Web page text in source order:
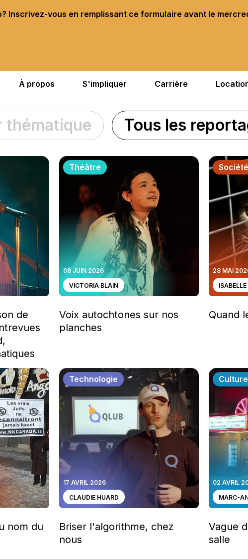
Inscrivez-vous en remplissant ce formulaire avant le
À propos S'impliquer Carrière
thématique Tous les
de
Théâtre
08 JUIN 2026
VICTORIA BLAIN
Voix autochtones sur nos
planches
Société
28 MAI
Quand
nom du
Technologie
17 AVRIL 2026
CLAUDIE HUARD
Briser l'algorithme, chez
nous
Culture
02 AVRIL
MARC-
Vague
salle